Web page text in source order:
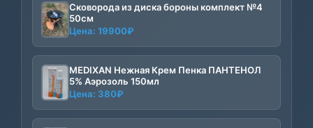
Сковорода из диска бороны комплект №4
50см
Цена: 19900₽
MEDIXAN Нежная Крем Пенка ПАНТЕНОЛ
5% Аэрозоль 150мл
Цена: 380₽